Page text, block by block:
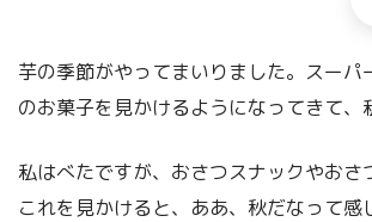
芋の季節がやってまいりました。スーパ
のお菓子を見かけるようになってきて、
私はべたですが、おさつスナックやおさ
これを見かけると、ああ、秋だなって感